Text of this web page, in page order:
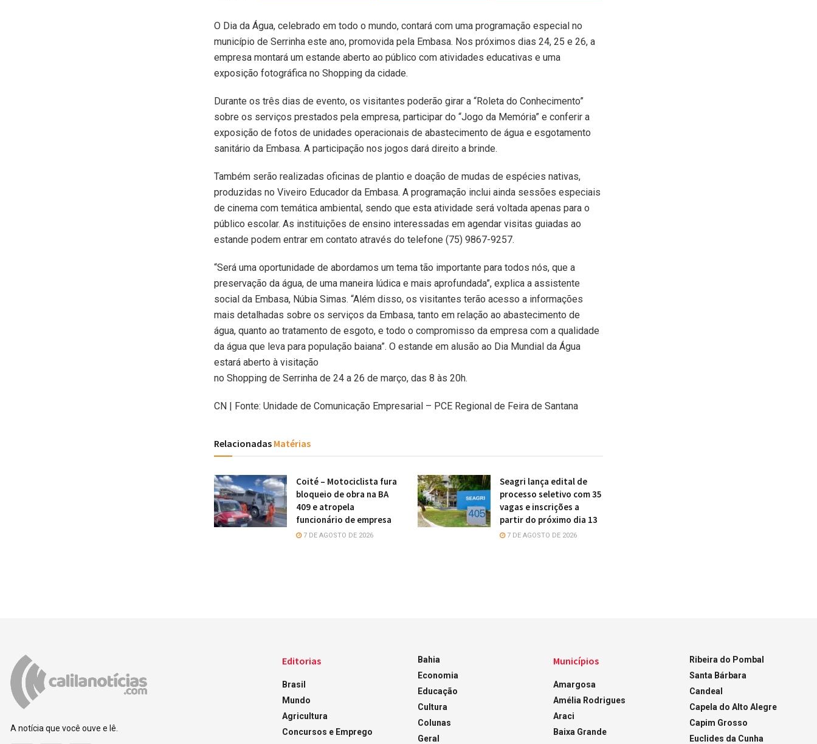
O Dia da Água, celebrado em todo o mundo, contará com uma programação especial no
município de Serrinha este ano, promovida pela Embasa. Nos próximos dias 24, 25 e 26, a
empresa montará um estande aberto ao público com atividades educativas e uma
exposição fotográfica no Shopping da cidade.
Durante os três dias de evento, os visitantes poderão girar a “Roleta do Conhecimento”
sobre os serviços prestados pela empresa, participar do “Jogo da Memória” e conferir a
exposição de fotos de unidades operacionais de abastecimento de água e esgotamento
sanitário da Embasa. A participação nos jogos dará direito a brinde.
Também serão realizadas oficinas de plantio e doação de mudas de espécies nativas,
produzidas no Viveiro Educador da Embasa. A programação inclui ainda sessões especiais
de cinema com temática ambiental, sendo que esta atividade será voltada apenas para o
público escolar. As instituições de ensino interessadas em agendar visitas guiadas ao
estande podem entrar em contato através do telefone (75) 9867-9257.
“Será uma oportunidade de abordamos um tema tão importante para todos nós, que a
preservação da água, de uma maneira lúdica e mais aprofundada”, explica a assistente
social da Embasa, Núbia Simas. “Além disso, os visitantes terão acesso a informações
mais detalhadas sobre os serviços da Embasa, tanto em relação ao abastecimento de
água, quanto ao tratamento de esgoto, e todo o compromisso da empresa com a qualidade
da água que leva para população baiana”. O estande em alusão ao Dia Mundial da Água
estará aberto à visitação
no Shopping de Serrinha de 24 a 26 de março, das 8 às 20h.
CN | Fonte: Unidade de Comunicação Empresarial – PCE Regional de Feira de Santana
Relacionadas Matérias
Coité – Motociclista fura
bloqueio de obra na BA
409 e atropela
funcionário de empresa
7 DE AGOSTO DE 2026
Seagri lança edital de
processo seletivo com 35
vagas e inscrições a
partir do próximo dia 13
7 DE AGOSTO DE 2026
A notícia que você ouve e lê.
Editorias
Brasil
Mundo
Agricultura
Concursos e Emprego
Bahia
Economia
Educação
Cultura
Colunas
Geral
Municípios
Amargosa
Amélia Rodrigues
Araci
Baixa Grande
Ribeira do Pombal
Santa Bárbara
Candeal
Capela do Alto Alegre
Capim Grosso
Euclides da Cunha